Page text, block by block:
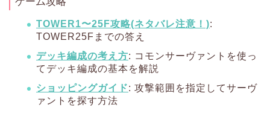
TOWER1〜25F攻略(ネタバレ注意！):
TOWER25Fまでの答え
デッキ編成の考え方: コモンサーヴァントを使っ
てデッキ編成の基本を解説
ショッピングガイド: 攻撃範囲を指定してサーヴ
ァントを探す方法